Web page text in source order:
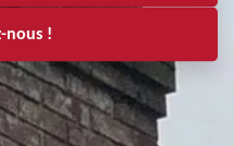
nous !